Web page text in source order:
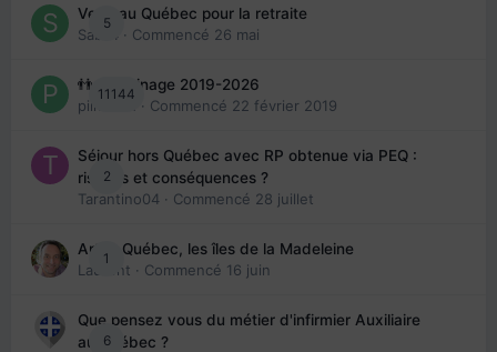
5
Venir au Québec pour la retraite
Sab74
· Commencé 26 mai
11144
👬 Parrainage 2019-2026
piinoush
· Commencé 22 février 2019
2
Séjour hors Québec avec RP obtenue via PEQ :
risques et conséquences ?
Tarantino04 · Commencé 28 juillet
1
Arte : Québec, les îles de la Madeleine
Laurent · Commencé 16 juin
6
Que pensez vous du métier d'infirmier Auxiliaire
au Québec ?